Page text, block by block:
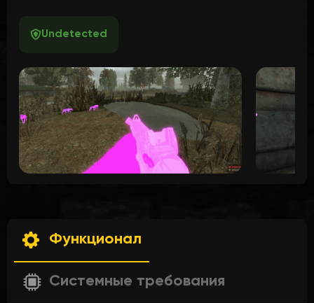
Undetected
Функционал
Системные требования